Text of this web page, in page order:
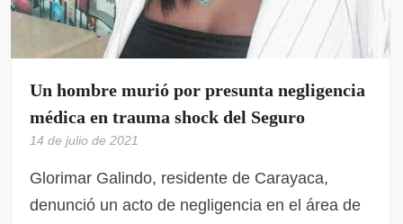
Un hombre murió por presunta negligencia
médica en trauma shock del Seguro
14 de julio de 2021
Glorimar Galindo, residente de Carayaca,
denunció un acto de negligencia en el área de